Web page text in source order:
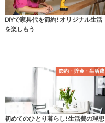
DIYで家具代を節約! オリジナル生活
を楽しもう
節約・貯金・生活費
初めてのひとり暮らし!生活費の理想